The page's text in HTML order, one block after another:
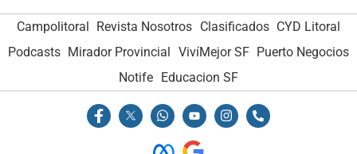
Campolitoral Revista Nosotros Clasificados CYD Litoral
Podcasts Mirador Provincial VivíMejor SF Puerto Negocios
Notife Educacion SF